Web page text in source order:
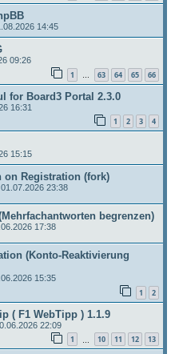
14:45
09:26
1 … 63 64 65 66
for Board3 Portal 2.3.0
16:31
1 2 3 4
15:15
on Registration (fork)
01.07.2026 23:38
begrenzen)
17:38
(Konto-Reaktivierung
15:35
1 2
( F1 WebTipp ) 1.1.9
22:09
1 10 11 12 13